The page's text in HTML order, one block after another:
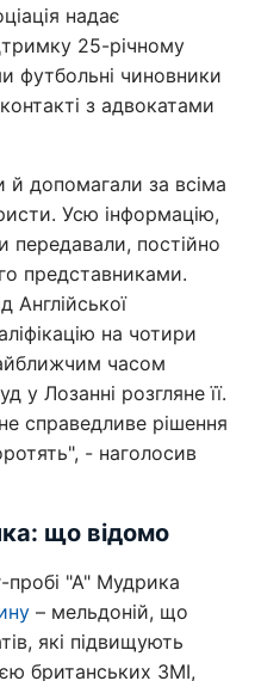
надає
25-річному
футбольні чиновники
з адвокатами
й допомагали за всіма
Усю інформацію,
передавали, постійно
представниками.
Англійської
на чотири
часом
у Лозанні розгляне її.
справедливе рішення
- наголосив
що відомо
пробі "А" Мудрика
– мельдоній, що
які підвищують
британських ЗМІ,